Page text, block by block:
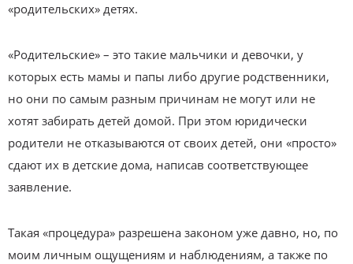
«родительских» детях.
«Родительские» – это такие мальчики и девочки, у
которых есть мамы и папы либо другие родственники,
но они по самым разным причинам не могут или не
хотят забирать детей домой. При этом юридически
родители не отказываются от своих детей, они «просто»
сдают их в детские дома, написав соответствующее
заявление.
Такая «процедура» разрешена законом уже давно, но, по
моим личным ощущениям и наблюдениям, а также по